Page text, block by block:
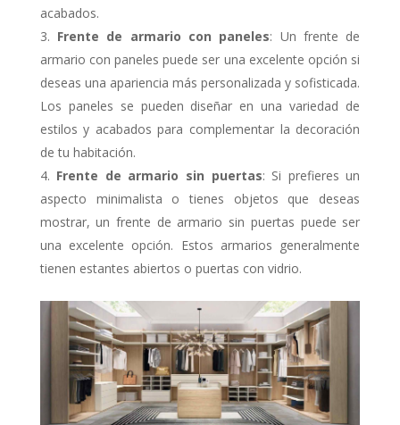
acabados.
Frente de armario con paneles: Un frente de
armario con paneles puede ser una excelente opción si
deseas una apariencia más personalizada y sofisticada.
Los paneles se pueden diseñar en una variedad de
estilos y acabados para complementar la decoración
de tu habitación.
Frente de armario sin puertas: Si prefieres un
aspecto minimalista o tienes objetos que deseas
mostrar, un frente de armario sin puertas puede ser
una excelente opción. Estos armarios generalmente
tienen estantes abiertos o puertas con vidrio.